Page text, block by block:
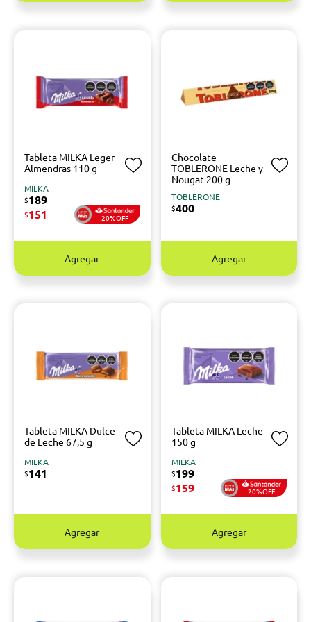
Tableta MILKA Leger
Almendras 110 g
MILKA
$189
$151 20%OFF
Agregar
Chocolate
TOBLERONE Leche y
Nougat 200 g
TOBLERONE
$400
Agregar
Tableta MILKA Dulce
de Leche 67,5 g
MILKA
$141
Agregar
Tableta MILKA Leche
150 g
MILKA
$199
$159 20%OFF
Agregar